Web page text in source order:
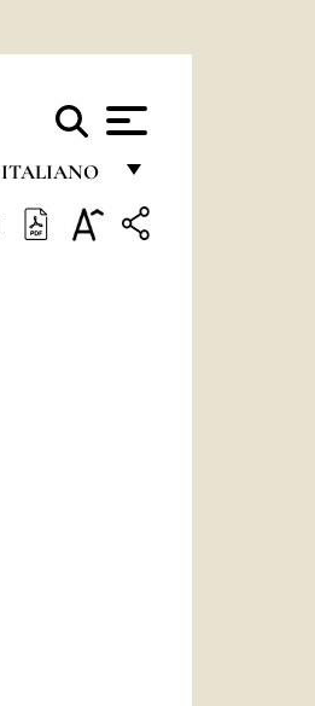
ITALIANO